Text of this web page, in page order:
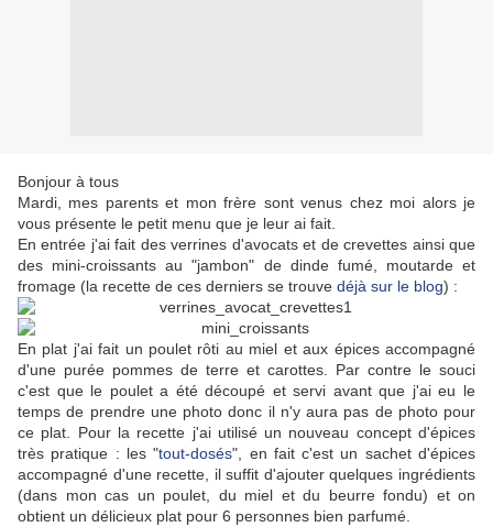
Bonjour à tous
Mardi, mes parents et mon frère sont venus chez moi alors je
vous présente le petit menu que je leur ai fait.
En entrée j'ai fait des verrines d'avocats et de crevettes ainsi que
des mini-croissants au "jambon" de dinde fumé, moutarde et
fromage (la recette de ces derniers se trouve déjà sur le blog) :
En plat j'ai fait un poulet rôti au miel et aux épices accompagné
d'une purée pommes de terre et carottes. Par contre le souci
c'est que le poulet a été découpé et servi avant que j'ai eu le
temps de prendre une photo donc il n'y aura pas de photo pour
ce plat. Pour la recette j'ai utilisé un nouveau concept d'épices
très pratique : les "tout-dosés", en fait c'est un sachet d'épices
accompagné d'une recette, il suffit d'ajouter quelques ingrédients
(dans mon cas un poulet, du miel et du beurre fondu) et on
obtient un délicieux plat pour 6 personnes bien parfumé.